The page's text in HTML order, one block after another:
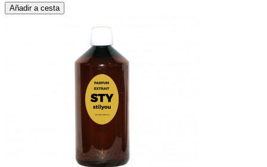
Añadir a cesta